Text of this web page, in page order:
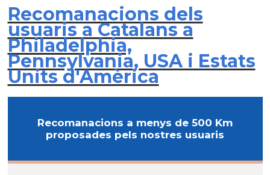
Recomanacions dels
usuaris a Catalans a
Philadelphia,
Pennsylvania, USA i Estats
Units d'Amèrica
Recomanacions a menys de 500 Km
proposades pels nostres usuaris